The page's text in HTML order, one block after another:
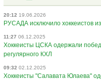
20:12 19.06.2026
РУСАДА исключило хоккеистов
11:27 06.12.2025
Хоккеисты ЦСКА одержали
регулярного КХЛ
09:32 02.12.2025
Хоккеисты "Салавата Юлаева"